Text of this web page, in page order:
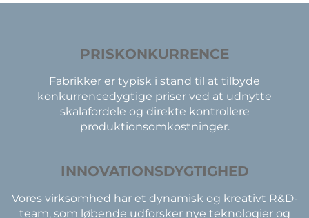
PRISKONKURRENCE
Fabrikker er typisk i stand til at tilbyde
konkurrencedygtige priser ved at udnytte
skalafordele og direkte kontrollere
produktionsomkostninger.
INNOVATIONSDYGTIGHED
Vores virksomhed har et dynamisk og kreativt R&D-
team, som løbende udforsker nye teknologier og